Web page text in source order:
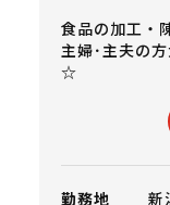
食品の加工・
主婦･主夫の
☆
勤務地
新